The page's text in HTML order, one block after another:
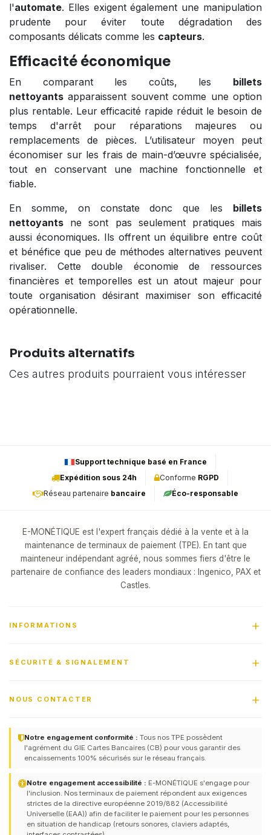
l'automate. Elles exigent également une manipulation
prudente pour éviter toute dégradation des
composants délicats comme les capteurs.
Efficacité économique
En comparant les coûts, les billets
nettoyants apparaissent souvent comme une option
plus rentable. Leur efficacité rapide réduit le besoin de
temps d'arrêt pour réparations majeures ou
remplacements de pièces. L’utilisateur moyen peut
économiser sur les frais de main-d’œuvre spécialisée,
tout en conservant une machine fonctionnelle et
fiable.
En somme, on constate donc que les billets
nettoyants ne sont pas seulement pratiques mais
aussi économiques. Ils offrent un équilibre entre coût
et bénéfice que peu de méthodes alternatives peuvent
rivaliser. Cette double économie de ressources
financières et temporelles est un atout majeur pour
toute organisation désirant maximiser son efficacité
opérationnelle.
Produits alternatifs
Ces autres produits pourraient vous intéresser
Support technique basé en France
Expédition sous 24h
Conforme RGPD
Réseau partenaire bancaire Éco-responsable
E-MONÉTIQUE est l'expert français dédié à la vente et à la
maintenance de terminaux de paiement (TPE). En tant que
mainteneur indépendant agréé, nous sommes fiers d'être le
partenaire de confiance des leaders mondiaux : Ingenico, PAX et
Castles.
INFORMATIONS
SÉCURITÉ & SIGNALEMENT
NOUS CONTACTER
Notre engagement conformité : Tous nos TPE possèdent
l'agrément du GIE Cartes Bancaires (CB) pour vous garantir des
encaissements 100% sécurisés sur le réseau français.
Notre engagement accessibilité : E-MONÉTIQUE s'engage pour
l'inclusion. Nos terminaux de paiement répondent aux exigences
strictes de la directive européenne 2019/882 (Accessibilité
Universelle (EAA)) afin de faciliter le paiement pour les personnes
en situation de handicap (retours sonores, claviers adaptés,